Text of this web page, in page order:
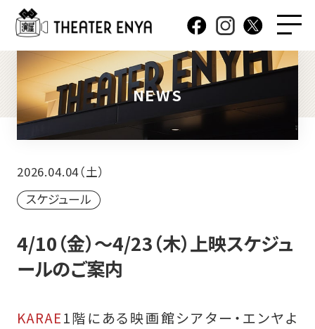
NEWS
2026.04.04（土）
スケジュール
4/10（金）～4/23（木）上映スケジュ
ールのご案内
KARAE1階にある映画館シアター・エンヤよ